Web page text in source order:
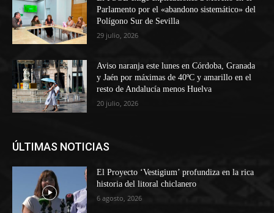
Parlamento por el «abandono sistemático» del
Polígono Sur de Sevilla
29 julio, 2026
Aviso naranja este lunes en Córdoba, Granada
y Jaén por máximas de 40ºC y amarillo en el
resto de Andalucía menos Huelva
20 julio, 2026
ÚLTIMAS NOTICIAS
El Proyecto ‘Vestigium’ profundiza en la rica
historia del litoral chiclanero
6 agosto, 2026